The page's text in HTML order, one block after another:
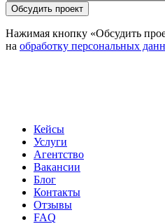
Нажимая кнопку «Обсудить
на обработку персональных
Кейсы
Услуги
Агентство
Вакансии
Блог
Контакты
Отзывы
FAQ